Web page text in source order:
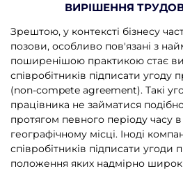
ВИРІШЕННЯ
Зрештою, у контексті бізнесу
позови, особливо пов'язані з
поширенішою практикою стає
співробітників підписати угоду
(non-compete agreement). Такі
працівника не займатися
протягом певного періоду часу
географічному місці. Іноді
співробітників підписати угоди
положення яких надмірно